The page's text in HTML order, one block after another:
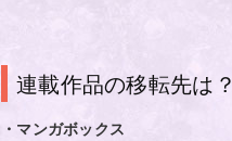
連載作品の移転先は？
・マンガボックス